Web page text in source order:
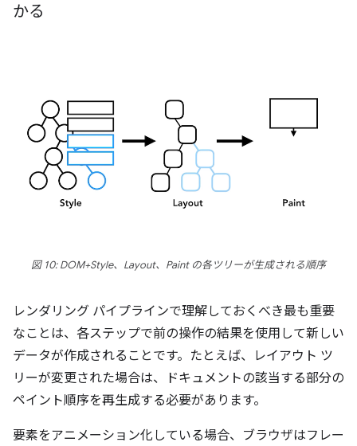
かる
図 10: DOM+Style、Layout、Paint の各ツリーが生成される順序
レンダリング パイプラインで理解しておくべき最も重要
なことは、各ステップで前の操作の結果を使用して新しい
データが作成されることです。たとえば、レイアウト ツ
リーが変更された場合は、ドキュメントの該当する部分の
ペイント順序を再生成する必要があります。
要素をアニメーション化している場合、ブラウザはフレー